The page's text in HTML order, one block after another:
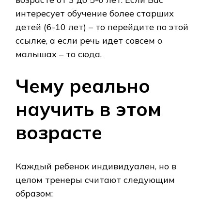
интересует обучение более старших
детей (6-10 лет) – то перейдите по этой
ссылке, а если речь идет совсем о
малышах – то сюда.
Чему реально
научить в этом
возрасте
Каждый ребенок индивидуален, но в
целом тренеры считают следующим
образом: